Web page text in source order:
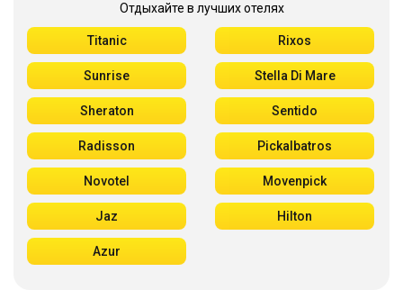
Отдыхайте в лучших отелях
Titanic Rixos
Sunrise Stella Di Mare
Sheraton Sentido
Radisson Pickalbatros
Novotel Movenpick
Jaz Hilton
Azur